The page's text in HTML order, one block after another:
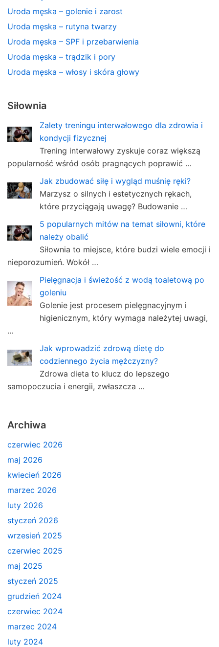
Uroda męska – golenie i zarost
Uroda męska – rutyna twarzy
Uroda męska – SPF i przebarwienia
Uroda męska – trądzik i pory
Uroda męska – włosy i skóra głowy
Siłownia
Zalety treningu interwałowego dla zdrowia i
kondycji fizycznej
Trening interwałowy zyskuje coraz większą
popularność wśród osób pragnących poprawić …
Jak zbudować siłę i wygląd muśnię ręki?
Marzysz o silnych i estetycznych rękach,
które przyciągają uwagę? Budowanie …
5 popularnych mitów na temat siłowni, które
należy obalić
Siłownia to miejsce, które budzi wiele emocji i
nieporozumień. Wokół …
Pielęgnacja i świeżość z wodą toaletową po
goleniu
Golenie jest procesem pielęgnacyjnym i
higienicznym, który wymaga należytej uwagi,
…
Jak wprowadzić zdrową dietę do
codziennego życia mężczyzny?
Zdrowa dieta to klucz do lepszego
samopoczucia i energii, zwłaszcza …
Archiwa
czerwiec 2026
maj 2026
kwiecień 2026
marzec 2026
luty 2026
styczeń 2026
wrzesień 2025
czerwiec 2025
maj 2025
styczeń 2025
grudzień 2024
czerwiec 2024
marzec 2024
luty 2024